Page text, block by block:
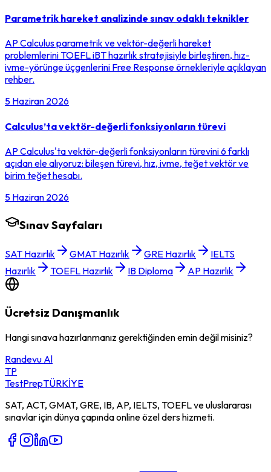
Parametrik hareket analizinde sınav odaklı teknikler
AP Calculus parametrik ve vektör-değerli hareket
problemlerini TOEFL iBT hazırlık stratejisiyle birleştiren, hız-
ivme-yörünge üçgenlerini Free Response örnekleriyle açıklayan
rehber.
5 Haziran 2026
Calculus’ta vektör-değerli fonksiyonların türevi
AP Calculus'ta vektör-değerli fonksiyonların türevini 6 farklı
açıdan ele alıyoruz: bileşen türevi, hız, ivme, teğet vektör ve
birim teğet hesabı.
5 Haziran 2026
Sınav Sayfaları
SAT Hazırlık GMAT Hazırlık GRE Hazırlık
IELTS
Hazırlık
TOEFL Hazırlık IB Diploma AP Hazırlık
Ücretsiz Danışmanlık
Hangi sınava hazırlanmanız gerektiğinden emin değil misiniz?
Randevu Al
TP
TestPrepTÜRKİYE
SAT, ACT, GMAT, GRE, IB, AP, IELTS, TOEFL ve uluslararası
sınavlar için dünya çapında online özel ders hizmeti.